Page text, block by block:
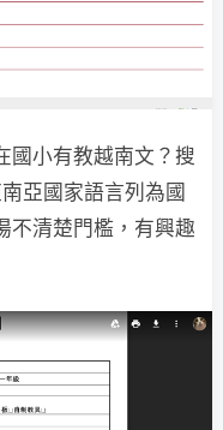
國小有教越南文？搜
亞國家語言列為國
不清楚門檻，有興趣